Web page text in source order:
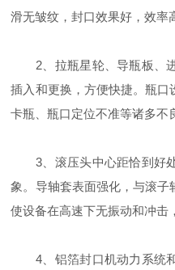
滑无皱纹，封口效果好，效率
2、拉瓶星轮、导瓶板、进
插入和更换，方便快捷。瓶口
卡瓶、瓶口定位不准等诸多不
3、滚压头中心距恰到好处
象。导轴套表面强化，与滚子
使设备在高速下无振动和冲击
4、铝箔封口机动力系统和